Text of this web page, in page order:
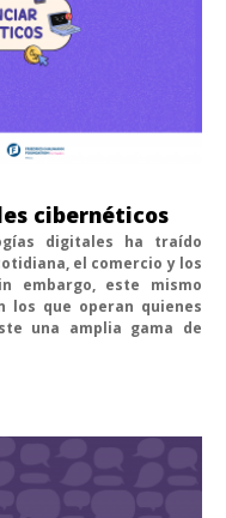
cibernéticos
digitales ha traído
el comercio y los
embargo, este mismo
los que operan quienes
una amplia gama de